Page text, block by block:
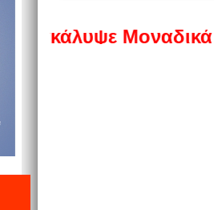
Μοναδικά